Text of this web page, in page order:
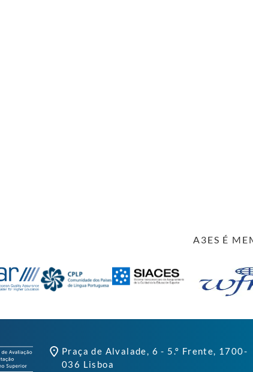
A3ES É
Praça de Alvalade, 6 - 5.º Frente, 1700-
036 Lisboa